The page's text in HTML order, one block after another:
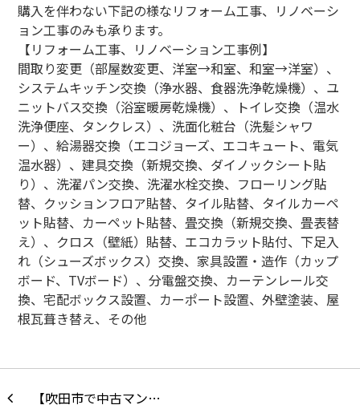
購入を伴わない下記の様なリフォーム工事、リノベーシ
ョン工事のみも承ります。
【リフォーム工事、リノベーション工事例】
間取り変更（部屋数変更、洋室→和室、和室→洋室）、
システムキッチン交換（浄水器、食器洗浄乾燥機）、ユ
ニットバス交換（浴室暖房乾燥機）、トイレ交換（温水
洗浄便座、タンクレス）、洗面化粧台（洗髪シャワ
ー）、給湯器交換（エコジョーズ、エコキュート、電気
温水器）、建具交換（新規交換、ダイノックシート貼
り）、洗濯パン交換、洗濯水栓交換、フローリング貼
替、クッションフロア貼替、タイル貼替、タイルカーペ
ット貼替、カーペット貼替、畳交換（新規交換、畳表替
え）、クロス（壁紙）貼替、エコカラット貼付、下足入
れ（シューズボックス）交換、家具設置・造作（カップ
ボード、 TVボード）、分電盤交換、カーテンレール交
換、宅配ボックス設置、カーポート設置、外壁塗装、屋
根瓦葺き替え、その他
【吹田市で中古マン…